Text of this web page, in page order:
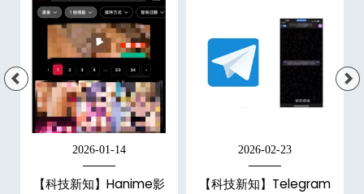
2026-01-14
【科技新知】Hanime影
2026-02-23
【科技新知】Telegram